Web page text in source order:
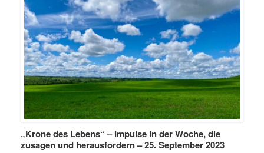
„Krone des Lebens“ – Impulse in der Woche, die
zusagen und herausfordern – 25. September 2023